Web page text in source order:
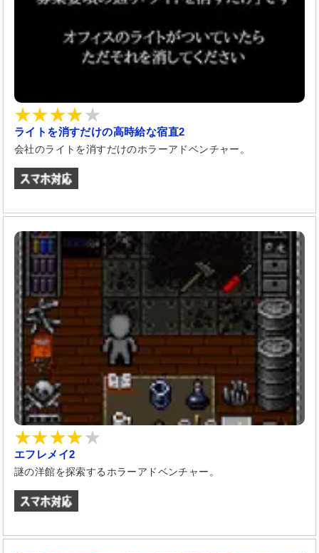
ライトを消すだけの高時給な宿直2
会社のライトを消すだけのホラーアドベンチャー。
エフレメイ2
謎の洋館を探索するホラーアドベンチャー。